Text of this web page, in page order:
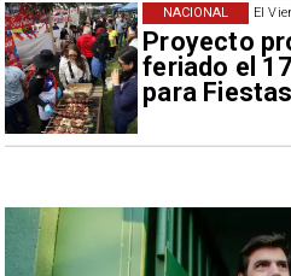
El
Proyecto
feriado el
para
NACIONAL